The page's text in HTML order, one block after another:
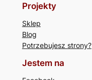
Projekty
Sklep
Blog
Potrzebujesz strony?
Jestem na